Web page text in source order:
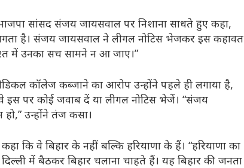
सांसद संजय जायसवाल पर निशाना साधते हुए कहा,
है। संजय जायसवाल ने लीगल नोटिस भेजकर इस कहावत
में उनका सच सामने न आ जाए।”
कॉलेज कब्जाने का आरोप उन्होंने पहले ही लगाया है,
पर कोई जवाब दें या लीगल नोटिस भेजें। “संजय
उन्होंने तंज कसा।
कि वे बिहार के नहीं बल्कि हरियाणा के हैं। “हरियाणा का
में बैठकर बिहार चलाना चाहते हैं। यह बिहार की जनता